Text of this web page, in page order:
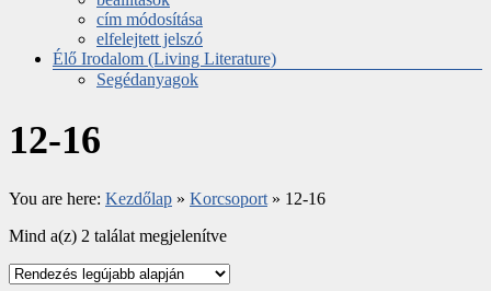
cím módosítása
elfelejtett jelszó
Élő Irodalom (Living Literature)
Segédanyagok
12-16
You are here: Kezdőlap » Korcsoport » 12-16
Mind a(z) 2 találat megjelenítve